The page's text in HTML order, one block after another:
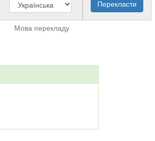
Мова перекладу